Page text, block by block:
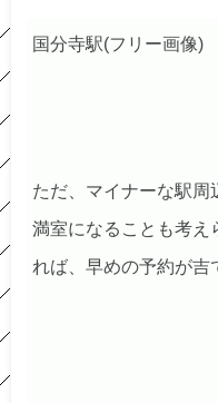
国分寺駅(フリー画像)
ただ、マイナーな駅周
満室になることも考え
れば、早めの予約が吉